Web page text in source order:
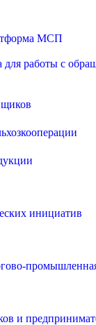
МСП
работы с
инициатив
и